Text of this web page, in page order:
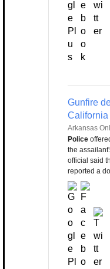
Gunfire
California
Arkansas
Police
the
official said
reported a